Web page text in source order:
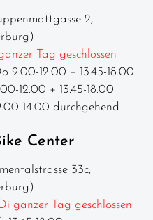
2,
Tag geschlossen
9.00-12.00 + 13.45-18.00
12.00 + 13.45-18.00
14.00 durchgehend
Center
33c,
ganzer Tag geschlossen